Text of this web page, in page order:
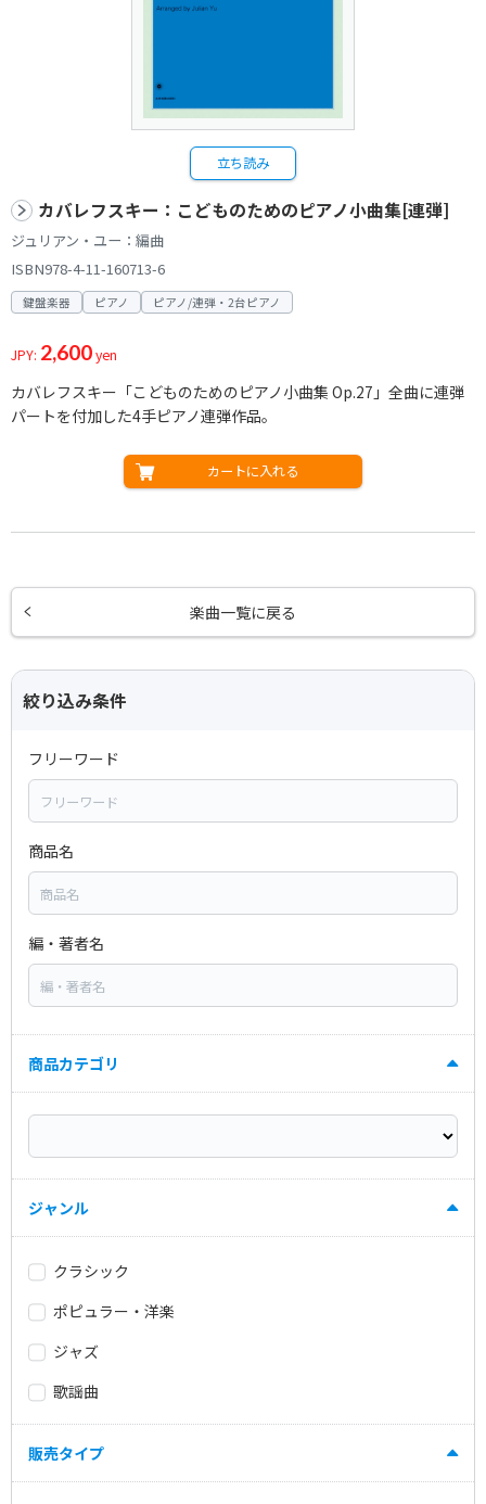
立ち読み
カバレフスキー：こどものためのピアノ小曲集[連弾]
ジュリアン・ユー：編曲
ISBN978-4-11-160713-6
鍵盤楽器 ピアノ ピアノ/連弾・2台ピアノ
JPY: 2,600yen
カバレフスキー「こどものためのピアノ小曲集 Op.27」全曲に連弾
パートを付加した4手ピアノ連弾作品。
カートに入れる
楽曲一覧に戻る
絞り込み条件
フリーワード
商品名
編・著者名
商品カテゴリ
ジャンル
クラシック
ポピュラー・洋楽
ジャズ
歌謡曲
販売タイプ